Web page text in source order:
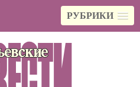
РУБРИКИ